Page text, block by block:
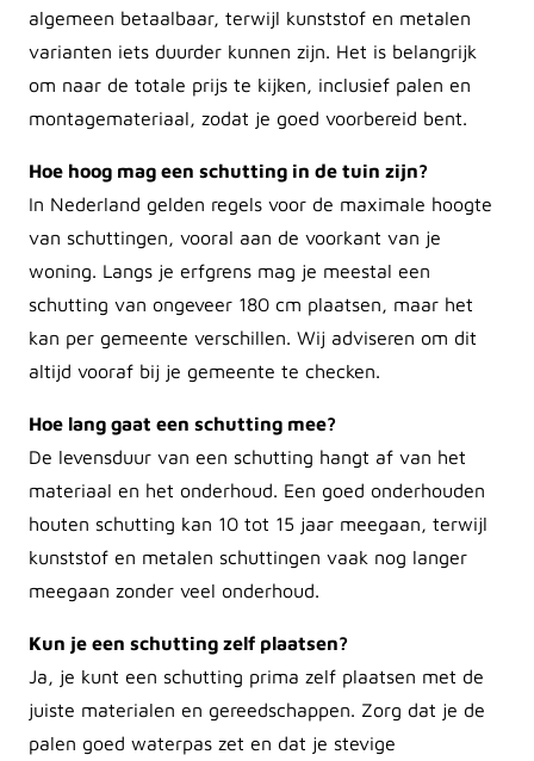
algemeen betaalbaar, terwijl kunststof en metalen
varianten iets duurder kunnen zijn. Het is belangrijk
om naar de totale prijs te kijken, inclusief palen en
montagemateriaal, zodat je goed voorbereid bent.
Hoe hoog mag een schutting in de tuin zijn?
In Nederland gelden regels voor de maximale hoogte
van schuttingen, vooral aan de voorkant van je
woning. Langs je erfgrens mag je meestal een
schutting van ongeveer 180 cm plaatsen, maar het
kan per gemeente verschillen. Wij adviseren om dit
altijd vooraf bij je gemeente te checken.
Hoe lang gaat een schutting mee?
De levensduur van een schutting hangt af van het
materiaal en het onderhoud. Een goed onderhouden
houten schutting kan 10 tot 15 jaar meegaan, terwijl
kunststof en metalen schuttingen vaak nog langer
meegaan zonder veel onderhoud.
Kun je een schutting zelf plaatsen?
Ja, je kunt een schutting prima zelf plaatsen met de
juiste materialen en gereedschappen. Zorg dat je de
palen goed waterpas zet en dat je stevige